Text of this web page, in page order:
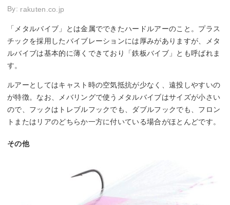
By: rakuten.co.jp
「メタルバイブ」とは金属でできたハードルアーのこと。プラス
チックを採用したバイブレーションには厚みがありますが、メタ
ルバイブは基本的に薄くできており「鉄板バイブ」とも呼ばれま
す。
ルアーとしてはキャスト時の空気抵抗が少なく、遠投しやすいの
が特徴。なお、メバリングで使うメタルバイブはサイズが小さい
ので、フックはトレブルフックでも、ダブルフックでも、フロン
トまたはリアのどちらか一方に付いている場合がほとんどです。
その他